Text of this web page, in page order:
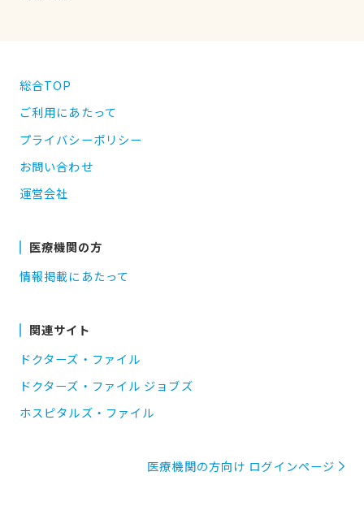
総合TOP
ご利用にあたって
プライバシーポリシー
お問い合わせ
運営会社
医療機関の方
情報掲載にあたって
関連サイト
ドクターズ・ファイル
ドクターズ・ファイル ジョブズ
ホスピタルズ・ファイル
医療機関の方向け ログインページ